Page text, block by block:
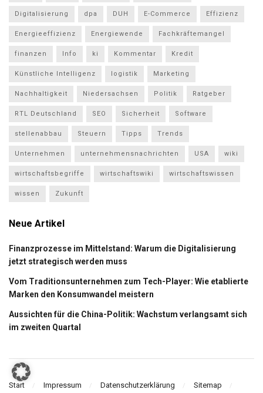
Digitalisierung dpa DUH E-Commerce Effizienz
Energieeffizienz Energiewende Fachkräftemangel
finanzen Info ki Kommentar Kredit
Künstliche Intelligenz logistik Marketing
Nachhaltigkeit Niedersachsen Politik Ratgeber
RTL Deutschland SEO Sicherheit Software
stellenabbau Steuern Tipps Trends
Unternehmen unternehmensnachrichten USA wiki
wirtschaftsbegriffe wirtschaftswiki wirtschaftswissen
wissen Zukunft
Neue Artikel
Finanzprozesse im Mittelstand: Warum die Digitalisierung
jetzt strategisch werden muss
Vom Traditionsunternehmen zum Tech-Player: Wie etablierte
Marken den Konsumwandel meistern
Aussichten für die China-Politik: Wachstum verlangsamt sich
im zweiten Quartal
Start Impressum Datenschutzerklärung Sitemap